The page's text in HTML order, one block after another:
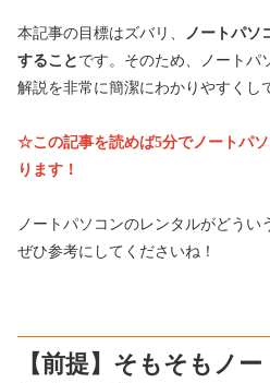
本記事の目標はズバリ、
ノートパソ
すること です。そのため、ノートパ
解説を非常に簡潔にわかりやすくし
☆この記事を読めば5分でノートパ
ります！
ノートパソコンのレンタルがどうい
ぜひ参考にしてくださいね！
【前提】そもそもノ